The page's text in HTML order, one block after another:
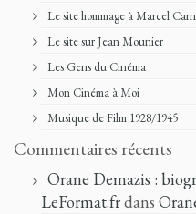
Le site hommage à Marcel
Le site sur Jean Mounier
Les Gens du Cinéma
Mon Cinéma à Moi
Musique de Film 1928/1945
Commentaires récents
Orane Demazis :
LeFormat.frdans